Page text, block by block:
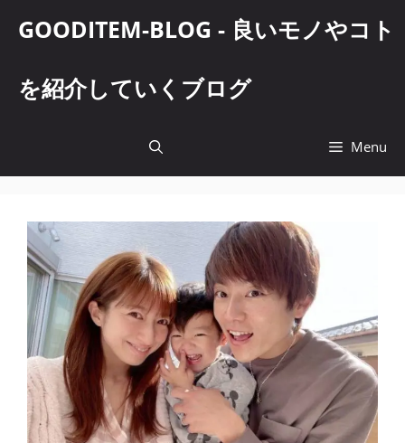
GOODITEM-BLOG - 良いモノやコト
を紹介していくブログ
Menu